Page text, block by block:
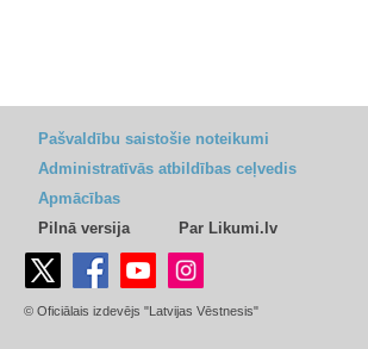
Pašvaldību saistošie noteikumi
Administratīvās atbildības ceļvedis
Apmācības
Pilnā versija
Par Likumi.lv
© Oficiālais izdevējs "Latvijas Vēstnesis"